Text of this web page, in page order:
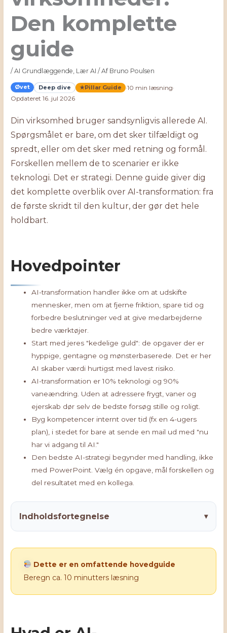
Den komplette
guide
/AI Grundlæggende Lær AI / Af Bruno Poulsen
Øvet Deep dive Pillar Guide ·10 min læsning·
Opdateret 16. jul 2026
Din virksomhed bruger sandsynligvis allerede AI.
Spørgsmålet er bare, om det sker tilfældigt og
spredt, eller om det sker med retning og formål.
Forskellen mellem de to scenarier er ikke
teknologi. Det er strategi. Denne guide giver dig
det komplette overblik over AI-transformation: fra
de første skridt til den kultur, der gør det hele
holdbart.
Hovedpointer
AI-transformation handler ikke om at udskifte
mennesker, men om at fjerne friktion, spare tid og
forbedre beslutninger ved at give medarbejderne
bedre værktøjer.
Start med jeres "kedelige guld": de opgaver der er
hyppige, gentagne og mønsterbaserede. Det er her
AI skaber værdi hurtigst med lavest risiko.
AI-transformation er 10% teknologi og 90%
vaneændring. Uden at adressere frygt, vaner og
ejerskab dør selv de bedste forsøg stille og roligt.
Byg kompetencer internt over tid (fx en 4-ugers
plan), i stedet for bare at sende en mail ud med "nu
har vi adgang til AI."
Den bedste AI-strategi begynder med handling, ikke
med PowerPoint. Vælg én opgave, mål forskellen og
del resultatet med en kollega.
Indholdsfortegnelse ▾
Dette er en omfattende hovedguide
Beregn ca. 10 minutters læsning